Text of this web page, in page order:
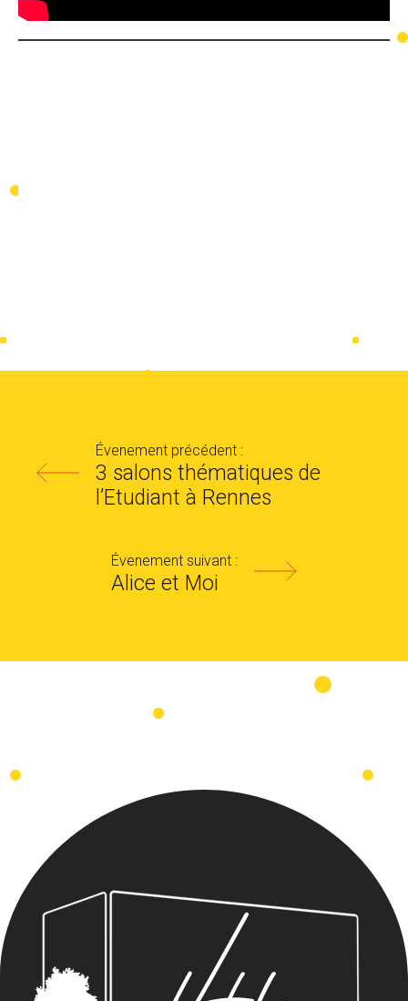
Évenement précédent :
3 salons thématiques de
l’Etudiant à Rennes
Évenement suivant :
Alice et Moi